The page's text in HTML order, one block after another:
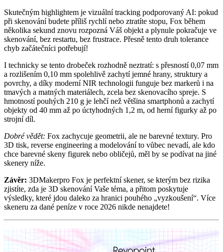
Skutečným highlightem je vizuální tracking podporovaný AI: pokud
při skenování budete příliš rychlí nebo ztratíte stopu, Fox během
několika sekund znovu rozpozná Váš objekt a plynule pokračuje ve
skenování, bez restartu, bez frustrace. Přesně tento druh tolerance
chyb začátečníci potřebují!
I technicky se tento drobeček rozhodně neztratí: s přesností 0,07 mm
a rozlišením 0,10 mm spolehlivě zachytí jemné hrany, struktury a
povrchy, a díky moderní NIR technologii funguje bez markerů i na
tmavých a matných materiálech, zcela bez skenovacího spreje. S
hmotností pouhých 210 g je lehčí než většina smartphonů a zachytí
objekty od 40 mm až po úctyhodných 1,2 m, od herní figurky až po
strojní díl.
Dobré vědět: Fox zachycuje geometrii, ale ne barevné textury. Pro
3D tisk, reverse engineering a modelování to vůbec nevadí, ale kdo
chce barevné skeny figurek nebo obličejů, měl by se podívat na jiné
skenery níže.
Závěr: 3DMakerpro Fox je perfektní skener, se kterým bez rizika
zjistíte, zda je 3D skenování Vaše téma, a přitom poskytuje
výsledky, které jdou daleko za hranici pouhého „vyzkoušení“. Více
skeneru za dané peníze v roce 2026 nikde nenajdete!